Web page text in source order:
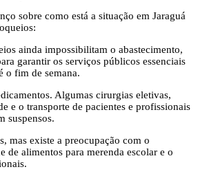
sobre como está a situação em Jaraguá
ainda impossibilitam o abastecimento,
garantir os serviços públicos essenciais
o fim de semana.
Algumas cirurgias eletivas,
e o transporte de pacientes e profissionais
suspensos.
mas existe a preocupação com o
de alimentos para merenda escolar e o